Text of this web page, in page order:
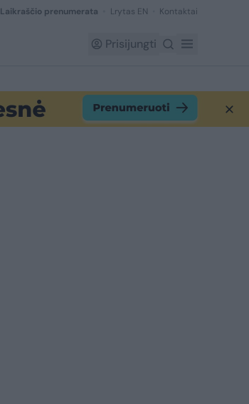
Laikraščio prenumerata Lrytas EN Kontaktai
Prisijungti